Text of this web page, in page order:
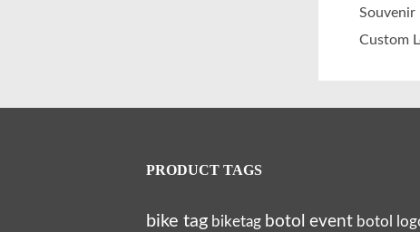
Souvenir
Custom
PRODUCT TAGS
bike tag biketag botol event botol